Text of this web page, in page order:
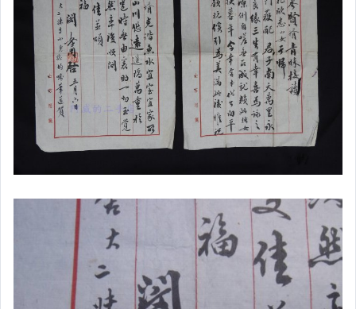
玩具、模型與公仔
偶像、球員卡與郵幣
男性精品與服飾
女裝與服飾配件
手錶與飾品配件
家電與影音視聽